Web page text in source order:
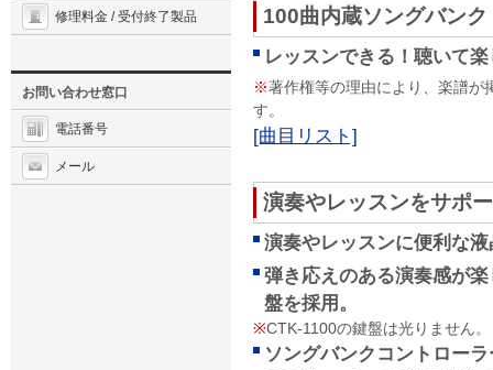
100曲内蔵ソングバンク
レッスンできる！聴いて
※著作権等の理由により、楽譜が
す。
[曲目リスト]
演奏やレッスンをサポ
演奏やレッスンに便利な
弾き応えのある演奏感が
盤を採用。
※CTK-1100の鍵盤は光りません。
ソングバンクコントロー
修理料金 / 受付終了製品
お問い合わせ窓口
電話番号
メール